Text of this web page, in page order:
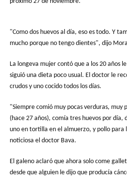
"Como dos huevos al día, eso es todo. Y
mucho porque no tengo dientes", dijo
La longeva mujer contó que a los 20 años
siguió una dieta poco usual. El doctor le
crudos y uno cocido todos los días.
"Siempre comió muy pocas verduras, muy
(hace 27 años), comía tres huevos por día,
uno en tortilla en el almuerzo, y pollo para
noticiosa el doctor Bava.
El galeno aclaró que ahora solo come
desde que alguien le dijo que producía